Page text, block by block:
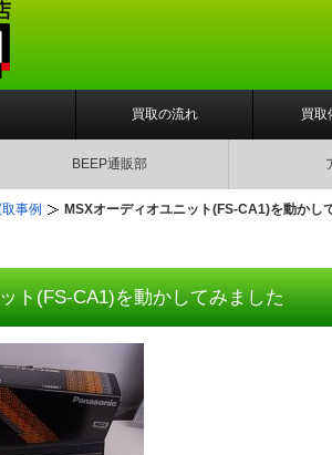
買取の流れ 買取
BEEP通販部
取事例 MSXオーディオユニット(FS-CA1)を動かし
ト(FS-CA1)を動かしてみました